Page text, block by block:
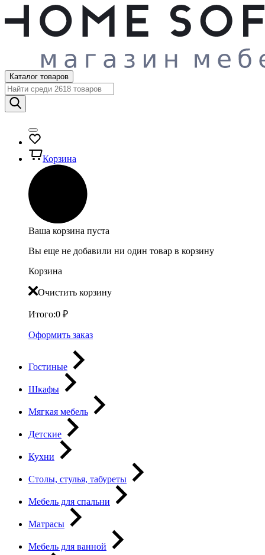
Каталог товаров
Корзина
Ваша корзина пуста
Вы еще не добавили ни один товар в корзину
Корзина
Очистить корзину
Итого:0 ₽
Оформить заказ
Гостиные
Шкафы
Мягкая мебель
Детские
Кухни
Столы, стулья, табуреты
Мебель для спальни
Матрасы
Мебель для ванной